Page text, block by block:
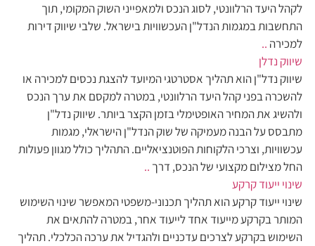
לקהל היעד הרלוונטי, לסוג הנכס ולמאפייני השוק המקומי, תוך
התחשבות במגמות הנדל"ן העכשוויות בישראל. שלבי שיווק דירות
למכירה ..
שיווק נדלן
שיווק נדל"ן הוא תהליך אסטרטגי המיועד להצגת נכסים למכירה או
להשכרה בפני קהל היעד הרלוונטי, במטרה למקסם את ערך הנכס
ולהשיג את המחיר האופטימלי בזמן הקצר ביותר. שיווק נדל"ן
מתבסס על הבנה מעמיקה של שוק הנדל"ן הישראלי, מגמות
עכשוויות, וצרכי הלקוחות הפוטנציאליים. התהליך כולל מגוון פעולות
החל מצילום מקצועי של הנכס, דרך ..
שינוי ייעוד קרקע
שינוי ייעוד קרקע הוא תהליך תכנוני-משפטי המאפשר שינוי השימוש
המותר בקרקע מייעוד אחד לייעוד אחר, במטרה להתאים את
השימוש בקרקע לצרכים עדכניים ולהגדיל את ערכה הכלכלי. תהליך